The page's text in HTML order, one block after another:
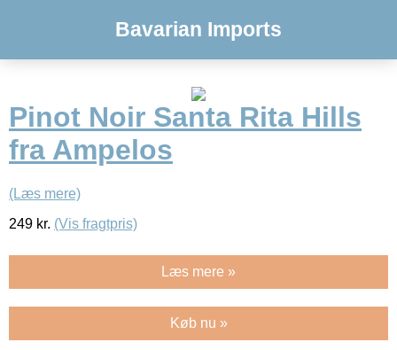
Bavarian Imports
Pinot Noir Santa Rita Hills
fra Ampelos
(Læs mere)
249 kr. (Vis fragtpris)
Læs mere »
Køb nu »